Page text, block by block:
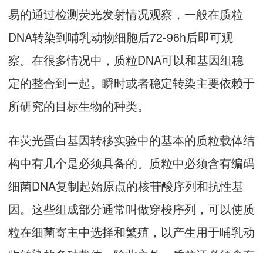
易的通过检测荧光发射情况观察，一般在质粒
DNA转染到哺乳动物细胞后72-96h后即可观
察。在很多情况中，质粒DNA可以和基因组稳
定的整合到一起。瞬时或者稳定转染主要依赖于
所研究的目标生物的种类。
在荧光蛋白基因转移实验中的基本的质粒载体结
构中有几个是必须具备的。质粒中必须含有编码
细菌DNA复制起始原点的核苷酸序列和抗性基
因。这些组成部分通常叫做穿梭序列，可以使质
粒在细菌寄主中选择和繁殖，以产生用于哺乳动